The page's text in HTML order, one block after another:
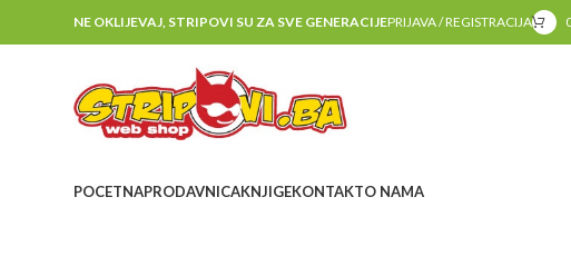
NE OKLIJEVAJ, STRIPOVI SU ZA SVE GENERACIJEPRIJAVA / REGISTRACIJA
POCETNAPRODAVNICAKNJIGEKONTAKTO NAMA